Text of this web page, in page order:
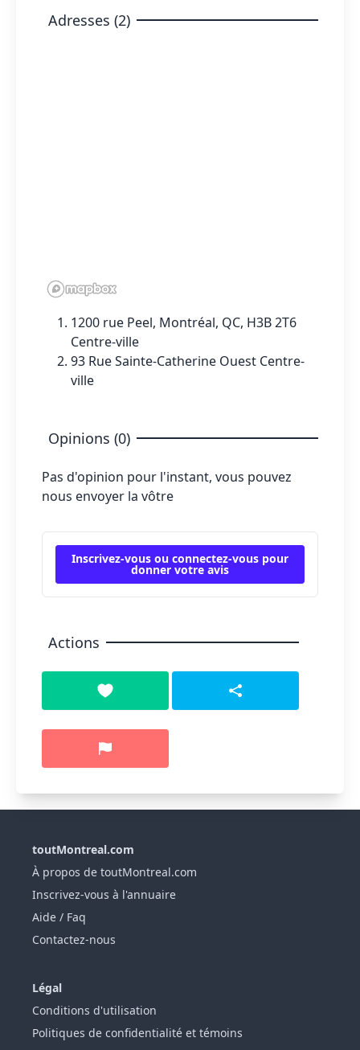
Adresses (2)
1200 rue Peel, Montréal, QC, H3B 2T6
Centre-ville
93 Rue Sainte-Catherine Ouest Centre-
ville
Opinions (0)
Pas d'opinion pour l'instant, vous pouvez
nous envoyer la vôtre
Inscrivez-vous ou connectez-vous pour
donner votre avis
Actions
toutMontreal.com
À propos de toutMontreal.com
Inscrivez-vous à l'annuaire
Aide / Faq
Contactez-nous
Légal
Conditions d'utilisation
Politiques de confidentialité et témoins